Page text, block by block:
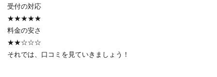
受付の対応
★★★★★
料金の安さ
★★☆☆☆
それでは、口コミを見ていきましょう！